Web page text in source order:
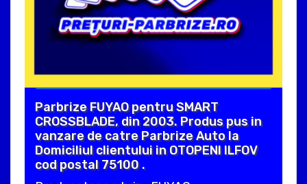
Parbrize FUYAO pentru SMART
CROSSBLADE, din 2003. Produs pus in
vanzare de catre Parbrize Auto la
Domiciliul clientului in OTOPENI ILFOV
cod postal 75100 .